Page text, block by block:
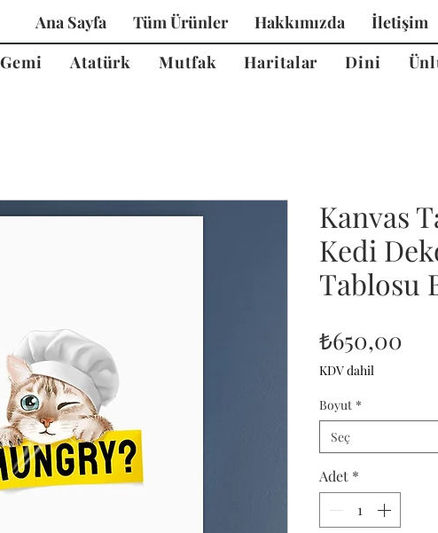
Ana Sayfa Tüm Ürünler Hakkımızda İletişim
Gemi Atatürk Mutfak Haritalar Dini
Kanvas
Kedi
Tablosu
₺650,00
KDV dahil
Boyut *
Seç
Adet *